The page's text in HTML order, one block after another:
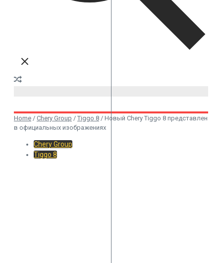
Home / Chery Group / Tiggo 8 / Новый Chery Tiggo 8 представлен
в официальных изображениях
Chery Group
Tiggo 8